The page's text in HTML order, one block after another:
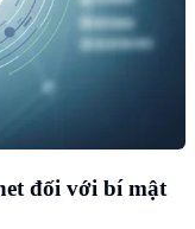
đối với bí mật